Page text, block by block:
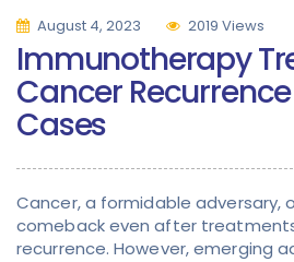
August 4, 2023 2019 Views
Immunotherapy
Cancer
Cases
Cancer, a formidable adversary,
comeback even after
recurrence. However, emerging